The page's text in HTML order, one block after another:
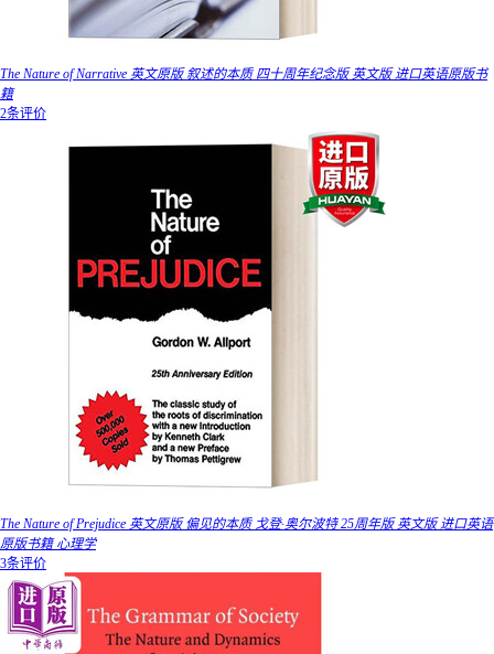
The Nature of Narrative 英文原版 叙述的本质 四十周年纪念版 英文版 进口英语原版书
籍
2条评价
The Nature of Prejudice 英文原版 偏见的本质 戈登·奥尔波特 25周年版 英文版 进口英语
原版书籍 心理学
3条评价